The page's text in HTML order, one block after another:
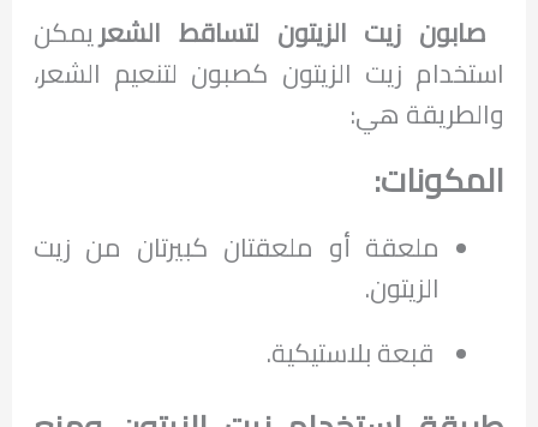
صابون زيت الزيتون لتساقط الشعريمكن
استخدام زيت الزيتون كصبون لتنعيم الشعر،
والطريقة هي:
المكونات:
ملعقة أو ملعقتان كبيرتان من زيت
الزيتون.
قبعة بلاستيكية.